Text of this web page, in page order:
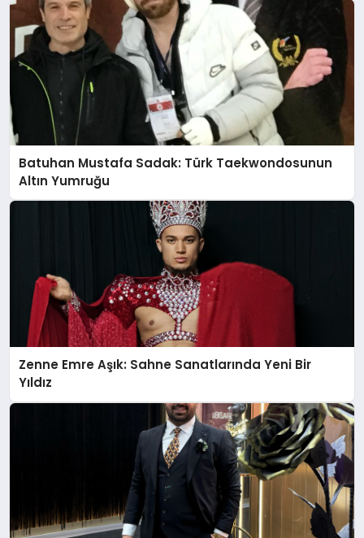
Batuhan Mustafa Sadak: Türk Taekwondosunun
Altın Yumruğu
Zenne Emre Aşık: Sahne Sanatlarında Yeni Bir
Yıldız